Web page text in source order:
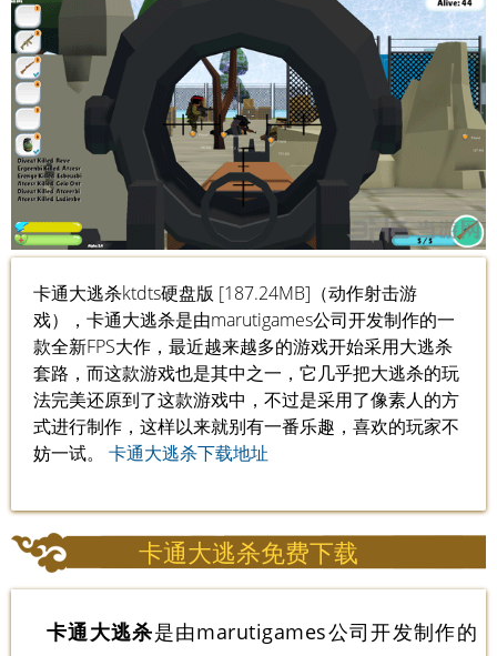
卡通大逃杀ktdts硬盘版 [187.24MB]（动作射击游
戏），卡通大逃杀是由marutigames公司开发制作的一
款全新FPS大作，最近越来越多的游戏开始采用大逃杀
套路，而这款游戏也是其中之一，它几乎把大逃杀的玩
法完美还原到了这款游戏中，不过是采用了像素人的方
式进行制作，这样以来就别有一番乐趣，喜欢的玩家不
妨一试。 卡通大逃杀下载地址
卡通大逃杀免费下载
卡通大逃杀是由marutigames公司开发制作的